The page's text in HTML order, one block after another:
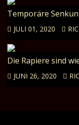
Temporäre
JULI 01, 2020
Die Rapiere sind
JUNI 26, 2020